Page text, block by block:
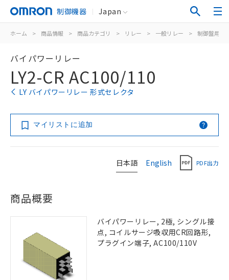
制御機器 Japan
ホーム > 商品情報 > 商品カテゴリ > リレー > 一般リレー > 制御盤用
バイパワーリレー
LY2-CR AC100/110
LY バイパワーリレー 形式セレクタ
マイリストに追加
日本語 English PDF出力
商品概要
バイパワーリレー, 2極, シングル接
点, コイルサージ吸収用CR回路形,
プラグイン端子, AC100/110V